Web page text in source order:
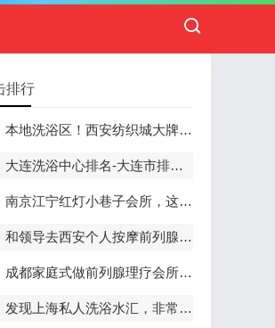
排行
本地洗浴区！西安纺织城大牌精英男子会馆.让你不负此行（新项目)）
大连洗浴中心排名-大连市排名前十的洗浴中心盘点
南京江宁红灯小巷子会所，这里您来了就不想走
和领导去西安个人按摩前列腺私人养生馆，体验一次最舒心的感受
成都家庭式做前列腺理疗会所,按摩按得特别舒服，放松减压的好地方
发现上海私人洗浴水汇，非常值得推荐的一个休闲场所